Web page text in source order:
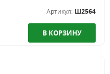
Артикул: Ш2564